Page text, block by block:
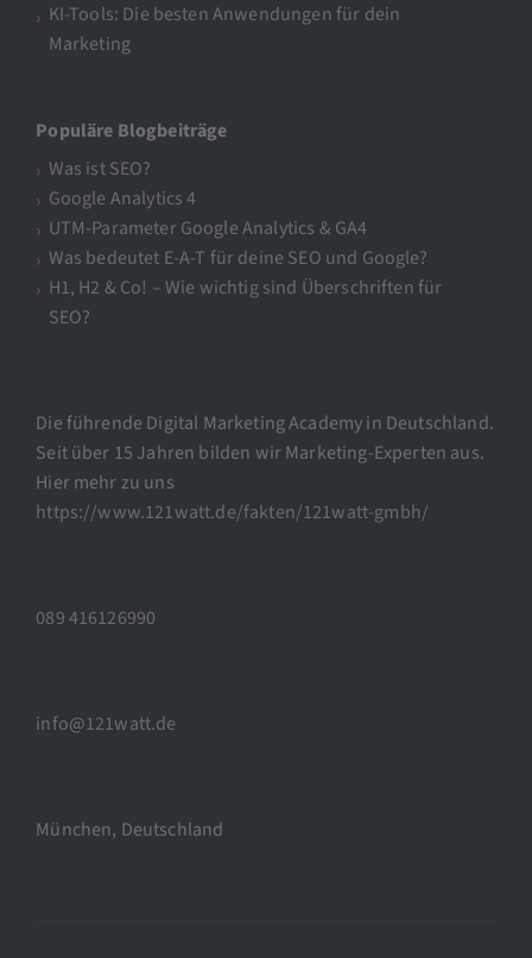
KI-Tools: Die besten Anwendungen für dein
Marketing
Populäre Blogbeiträge
Was ist SEO?
Google Analytics 4
UTM-Parameter Google Analytics & GA4
Was bedeutet E-A-T für deine SEO und Google?
H1, H2 & Co! – Wie wichtig sind Überschriften für
SEO?
Die führende Digital Marketing Academy in Deutschland.
Seit über 15 Jahren bilden wir Marketing-Experten aus.
Hier mehr zu uns
https://www.121watt.de/fakten/121watt-gmbh/
089 416126990
info@121watt.de
München, Deutschland